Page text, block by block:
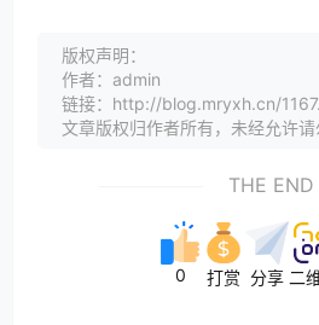
版权声明：
作者：admin
链接：http://blog.mryxh.cn/
文章版权归作者所有，未经允许请
THE END
0 打赏 分享 二